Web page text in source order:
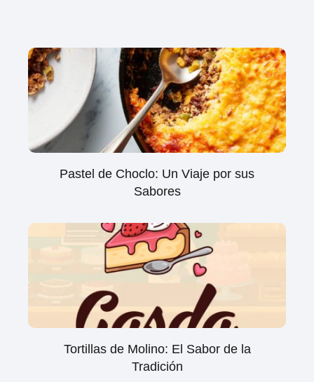
Pastel de Choclo: Un Viaje por sus
Sabores
Tortillas de Molino: El Sabor de la
Tradición